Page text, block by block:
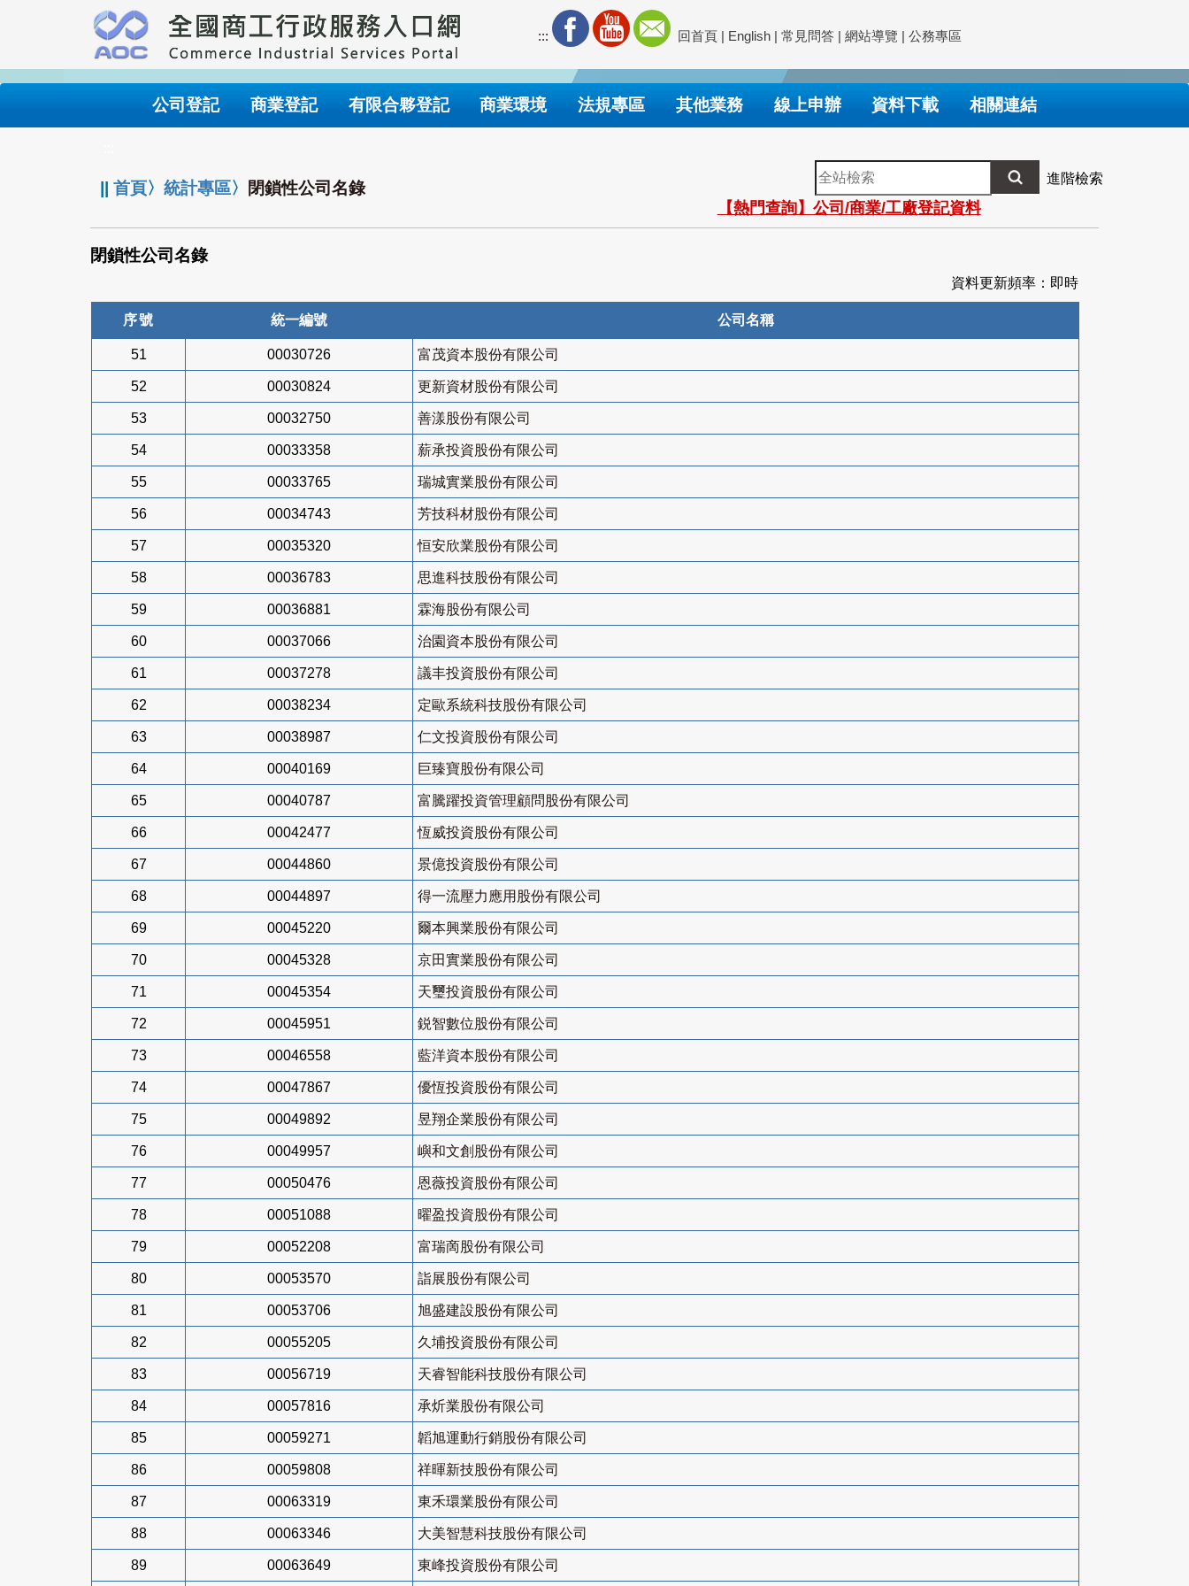
要
內
::: 回首頁 | English | 常見問答 | 網站導覽 | 公務專區
公司登記 商業登記 有限合夥登記 商業環境 法規專區 其他業務 線上申辦 資料下載 相關連結
||首頁〉統計專區〉 閉鎖性公司名錄
全
站
檢
索
進階檢索
【熱門查詢】公司/商業/工廠登記資料
閉鎖性公司名錄
資料更新頻率：即時
序號 統一編號 公司名稱
51 00030726 富茂資本股份有限公司
52 00030824 更新資材股份有限公司
53 00032750 善漾股份有限公司
54 00033358 薪承投資股份有限公司
55 00033765 瑞城實業股份有限公司
56 00034743 芳技科材股份有限公司
57 00035320 恒安欣業股份有限公司
58 00036783 思進科技股份有限公司
59 00036881 霖海股份有限公司
60 00037066 治園資本股份有限公司
61 00037278 議丰投資股份有限公司
62 00038234 定歐系統科技股份有限公司
63 00038987 仁文投資股份有限公司
64 00040169 巨臻寶股份有限公司
65 00040787 富騰躍投資管理顧問股份有限公司
66 00042477 恆威投資股份有限公司
67 00044860 景億投資股份有限公司
68 00044897 得一流壓力應用股份有限公司
69 00045220 爾本興業股份有限公司
70 00045328 京田實業股份有限公司
71 00045354 天璽投資股份有限公司
72 00045951 鋭智數位股份有限公司
73 00046558 藍洋資本股份有限公司
74 00047867 優恆投資股份有限公司
75 00049892 昱翔企業股份有限公司
76 00049957 嶼和文創股份有限公司
77 00050476 恩薇投資股份有限公司
78 00051088 曜盈投資股份有限公司
79 00052208 富瑞啇股份有限公司
80 00053570 詣展股份有限公司
81 00053706 旭盛建設股份有限公司
82 00055205 久埔投資股份有限公司
83 00056719 天睿智能科技股份有限公司
84 00057816 承炘業股份有限公司
85 00059271 韜旭運動行銷股份有限公司
86 00059808 祥暉新技股份有限公司
87 00063319 東禾環業股份有限公司
88 00063346 大美智慧科技股份有限公司
89 00063649 東峰投資股份有限公司